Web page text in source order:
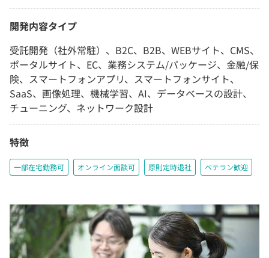
開発内容タイプ
受託開発（社外常駐）、B2C、B2B、WEBサイト、CMS、
ポータルサイト、EC、業務システム/パッケージ、金融/保
険、スマートフォンアプリ、スマートフォンサイト、
SaaS、画像処理、機械学習、AI、データベースの設計、
チューニング、ネットワーク設計
特徴
一部在宅勤務可 オンライン面談可 原則定時退社 ベテラン歓迎